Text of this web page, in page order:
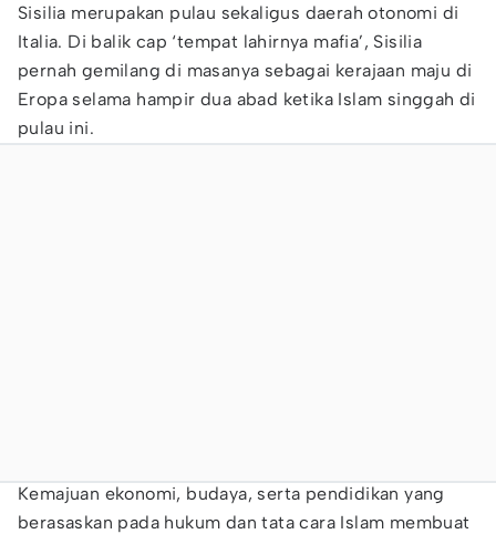
Sisilia merupakan pulau sekaligus daerah otonomi di
Italia. Di balik cap ‘tempat lahirnya mafia’, Sisilia
pernah gemilang di masanya sebagai kerajaan maju di
Eropa selama hampir dua abad ketika Islam singgah di
pulau ini.
Kemajuan ekonomi, budaya, serta pendidikan yang
berasaskan pada hukum dan tata cara Islam membuat